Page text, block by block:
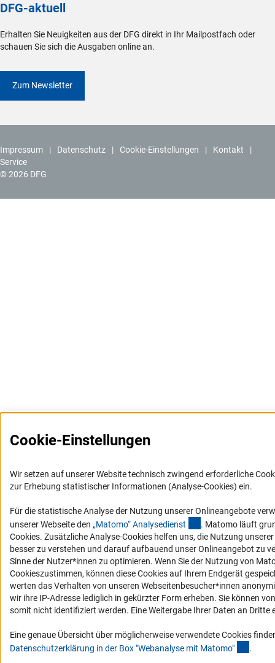
DFG-aktuell
Erhalten Sie Neuigkeiten aus der DFG direkt in Ihr Mailpostfach oder
schauen Sie sich die Ausgaben online an.
Zum Newsletter
© 2026 DFG
Impressum Datenschutz Cookie-Einstellungen
Kontakt
Service
Cookie-Einstellungen
Wir setzen auf unserer Website technisch zwingend erforderliche
zur Erhebung statistischer Informationen (Analyse-Cookies) ein.
Für die statistische Analyse der Nutzung unserer Onlineangebote
unserer Webseite den „Matomo“ Analysedienst (externer Link)
. Matomo läuft
Cookies. Zusätzliche Analyse-Cookies helfen uns, die Nutzung
besser zu verstehen und darauf aufbauend unser Onlineangebot zu
Sinne der Nutzer*innen zu optimieren. Wenn Sie der Nutzung von
Cookieszustimmen, können diese Cookies auf Ihrem Endgerät
werten das Verhalten von unseren Webseitenbesucher*innen
wir ihre IP-Adresse lediglich in gekürzter Form erheben. Sie können
somit nicht identifiziert werden. Eine Weitergabe Ihrer Daten an Dritte
Eine genaue Übersicht über möglicherweise verwendete Cookies
Datenschutzerklärung in der Box "Webanalyse mit Matomo" .